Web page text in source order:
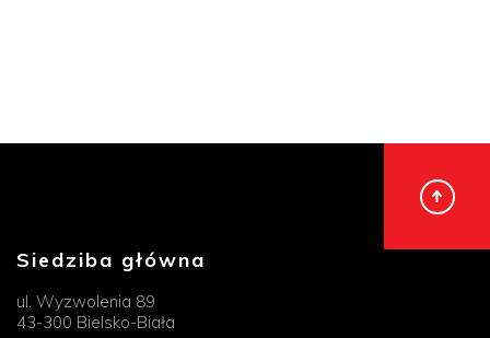
Siedziba główna
ul. Wyzwolenia 89
43-300 Bielsko-Biała